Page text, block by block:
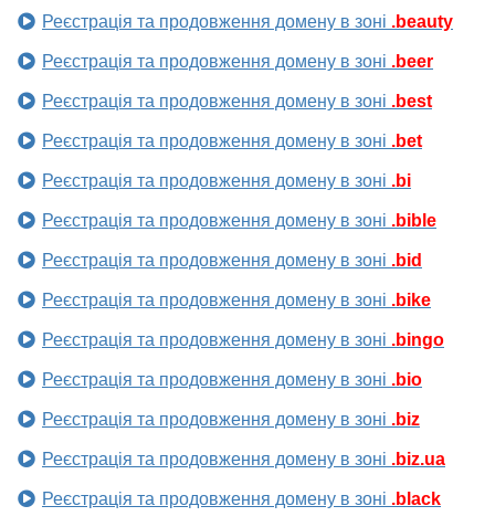
Реєстрація та продовження домену в зоні .beauty
Реєстрація та продовження домену в зоні .beer
Реєстрація та продовження домену в зоні .best
Реєстрація та продовження домену в зоні .bet
Реєстрація та продовження домену в зоні .bi
Реєстрація та продовження домену в зоні .bible
Реєстрація та продовження домену в зоні .bid
Реєстрація та продовження домену в зоні .bike
Реєстрація та продовження домену в зоні .bingo
Реєстрація та продовження домену в зоні .bio
Реєстрація та продовження домену в зоні .biz
Реєстрація та продовження домену в зоні .biz.ua
Реєстрація та продовження домену в зоні .black